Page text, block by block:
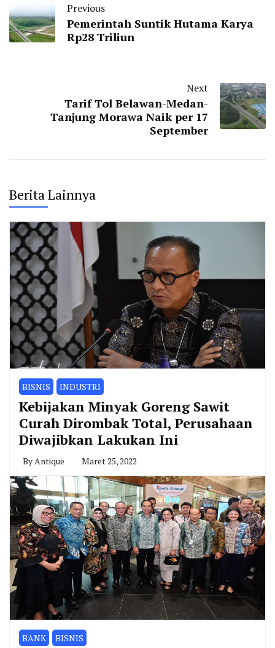
Previous
Pemerintah Suntik Hutama Karya
Rp28 Triliun
Next
Tarif Tol Belawan-Medan-
Tanjung Morawa Naik per 17
September
Berita Lainnya
BISNIS INDUSTRI
Kebijakan Minyak Goreng Sawit
Curah Dirombak Total, Perusahaan
Diwajibkan Lakukan Ini
ByAntique Maret 25, 2022
BANK BISNIS